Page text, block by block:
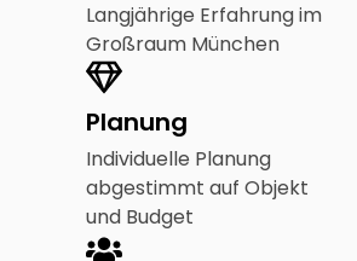
Langjährige Erfahrung im
Großraum München
Planung
Individuelle Planung
abgestimmt auf Objekt
und Budget